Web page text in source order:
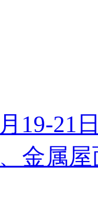
19-21
金属